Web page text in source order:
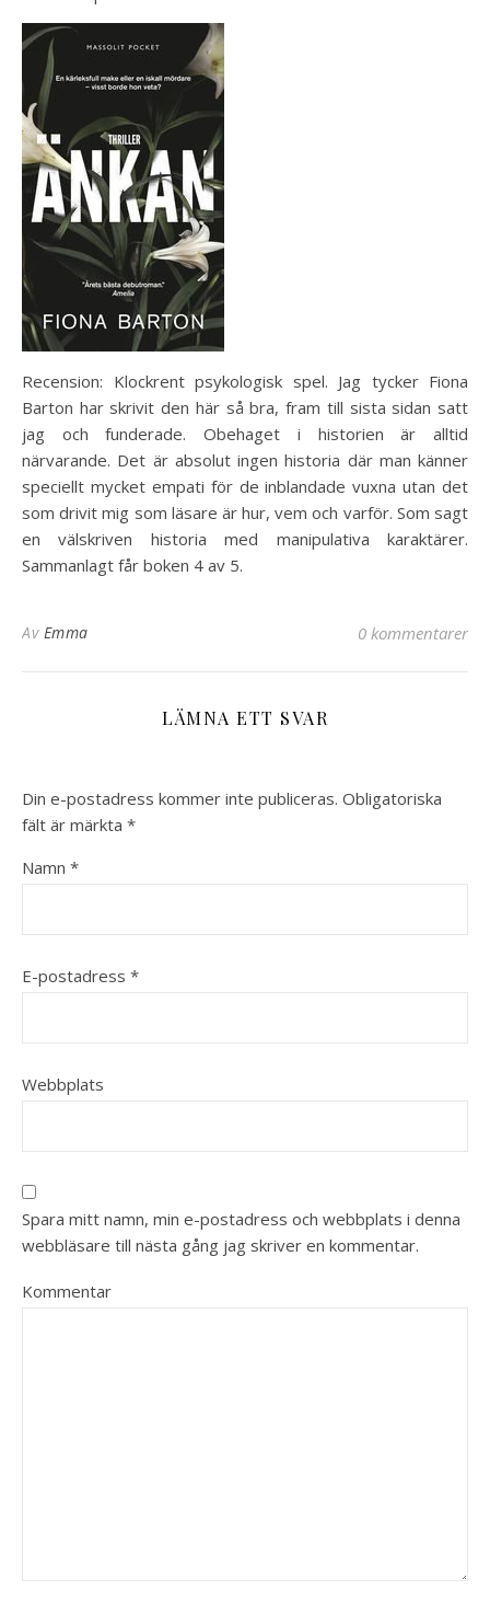
Recension: Klockrent psykologisk spel. Jag tycker Fiona
Barton har skrivit den här så bra, fram till sista sidan satt
jag och funderade. Obehaget i historien är alltid
närvarande. Det är absolut ingen historia där man känner
speciellt mycket empati för de inblandade vuxna utan det
som drivit mig som läsare är hur, vem och varför. Som sagt
en välskriven historia med manipulativa karaktärer.
Sammanlagt får boken 4 av 5.
Av Emma 0 kommentarer
LÄMNA ETT SVAR
Din e-postadress kommer inte publiceras. Obligatoriska
fält är märkta *
Namn *
E-postadress *
Webbplats
Spara mitt namn, min e-postadress och webbplats i denna
webbläsare till nästa gång jag skriver en kommentar.
Kommentar